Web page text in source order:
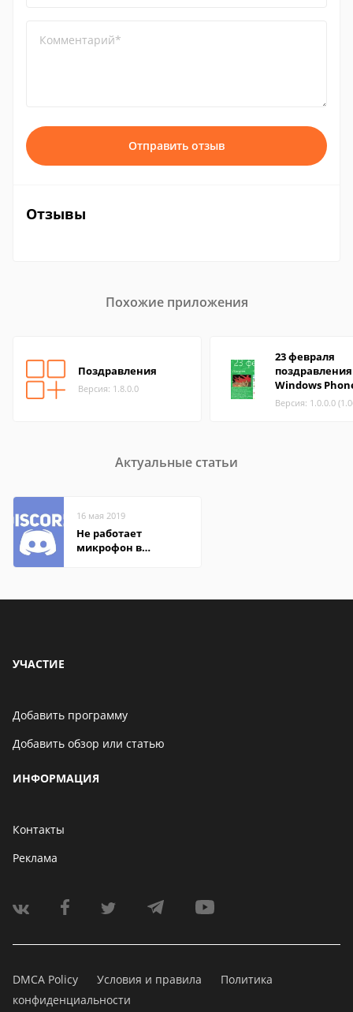
Комментарий*
Отправить отзыв
Отзывы
Похожие приложения
Поздравления
Версия: 1.8.0.0
23 февраля
поздравления
Windows
Версия: 1.0.0.0
Актуальные статьи
16 мая 2019
Не работает
микрофон в
УЧАСТИЕ
Добавить программу
Добавить обзор или статью
ИНФОРМАЦИЯ
Контакты
Реклама
DMCA Policy Условия и правила
Политика
конфиденциальности